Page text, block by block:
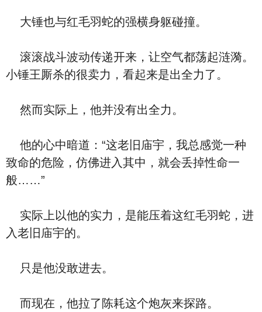
大锤也与红毛羽蛇的强横身躯碰撞。
滚滚战斗波动传递开来，让空气都荡起涟漪。
小锤王厮杀的很卖力，看起来是出全力了。
然而实际上，他并没有出全力。
他的心中暗道：“这老旧庙宇，我总感觉一种
致命的危险，仿佛进入其中，就会丢掉性命一
般……”
实际上以他的实力，是能压着这红毛羽蛇，进
入老旧庙宇的。
只是他没敢进去。
而现在，他拉了陈耗这个炮灰来探路。